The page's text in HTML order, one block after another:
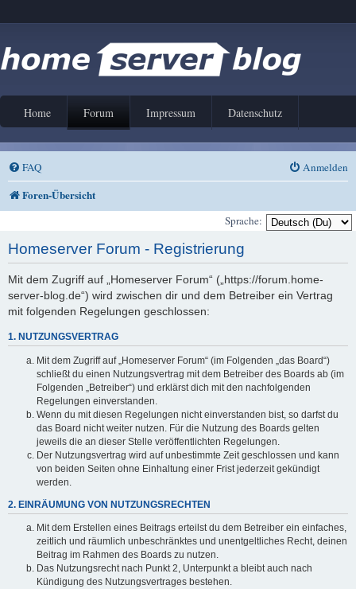
Home Forum Impressum Datenschutz
FAQ Anmelden
Foren-Übersicht
Sprache:
Homeserver Forum - Registrierung
Mit dem Zugriff auf „Homeserver Forum“ („https://forum.home-
server-blog.de“) wird zwischen dir und dem Betreiber ein Vertrag
mit folgenden Regelungen geschlossen:
1. NUTZUNGSVERTRAG
Mit dem Zugriff auf „Homeserver Forum“ (im Folgenden „das Board“)
schließt du einen Nutzungsvertrag mit dem Betreiber des Boards ab (im
Folgenden „Betreiber“) und erklärst dich mit den nachfolgenden
Regelungen einverstanden.
Wenn du mit diesen Regelungen nicht einverstanden bist, so darfst du
das Board nicht weiter nutzen. Für die Nutzung des Boards gelten
jeweils die an dieser Stelle veröffentlichten Regelungen.
Der Nutzungsvertrag wird auf unbestimmte Zeit geschlossen und kann
von beiden Seiten ohne Einhaltung einer Frist jederzeit gekündigt
werden.
2. EINRÄUMUNG VON NUTZUNGSRECHTEN
Mit dem Erstellen eines Beitrags erteilst du dem Betreiber ein einfaches,
zeitlich und räumlich unbeschränktes und unentgeltliches Recht, deinen
Beitrag im Rahmen des Boards zu nutzen.
Das Nutzungsrecht nach Punkt 2, Unterpunkt a bleibt auch nach
Kündigung des Nutzungsvertrages bestehen.